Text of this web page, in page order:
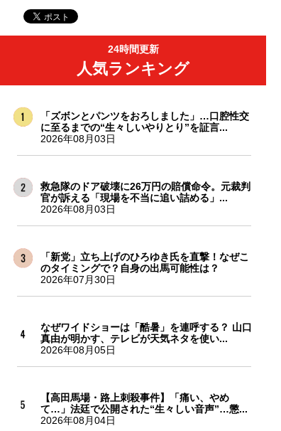
24時間更新
人気ランキング
「ズボンとパンツをおろしました」…口腔性交
に至るまでの“生々しいやりとり”を証言...
2026年08月03日
救急隊のドア破壊に26万円の賠償命令。元裁判
官が訴える「現場を不当に追い詰める」...
2026年08月03日
「新党」立ち上げのひろゆき氏を直撃！なぜこ
のタイミングで？自身の出馬可能性は？
2026年07月30日
なぜワイドショーは「酷暑」を連呼する？ 山口
真由が明かす、テレビが天気ネタを使い...
2026年08月05日
【高田馬場・路上刺殺事件】「痛い、やめ
て…」法廷で公開された“生々しい音声”…懲...
2026年08月04日